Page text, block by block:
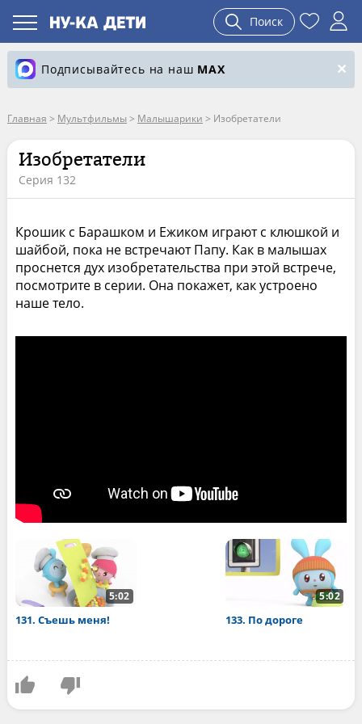
Поиск
Подписывайтесь на наш MAX
Главная > Мультфильмы > Малышарики > Изобретатели
Изобретатели
Серия 132
Крошик с Барашком и Ежиком играют с клюшкой и
шайбой, пока не встречают Папу. Как в малышах
проснется дух изобретательства при этой встрече,
посмотрите в серии. Она покажет, как устроено
наше тело.
5:02
131. Съешь меня!
5:02
133. По дороге